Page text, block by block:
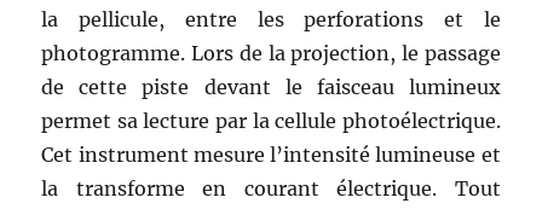
la pellicule, entre les perforations et le
photogramme. Lors de la projection, le passage
de cette piste devant le faisceau lumineux
permet sa lecture par la cellule photoélectrique.
Cet instrument mesure l’intensité lumineuse et
la transforme en courant électrique. Tout